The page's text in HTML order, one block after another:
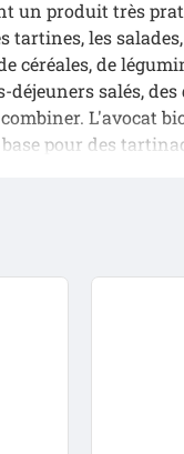
un produit très
tartines, les
céréales, de
déjeuners salés,
L'avocat
pour des
ajouter une